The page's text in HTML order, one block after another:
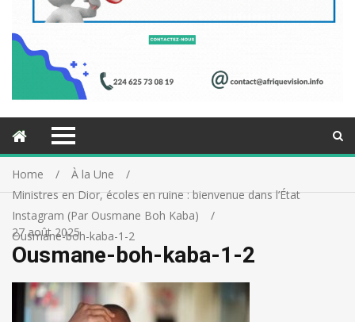
Home
À la Une
Ministres en Dior, écoles en ruine : bienvenue dans l’État
Instagram (Par Ousmane Boh Kaba)
Ousmane-boh-kaba-1-2
27 août 2025
Ousmane-boh-kaba-1-2